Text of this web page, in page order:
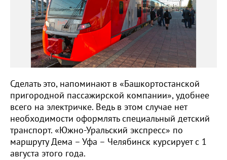
Сделать это, напоминают в «Башкортостанской
пригородной пассажирской компании», удобнее
всего на электричке. Ведь в этом случае нет
необходимости оформлять специальный детский
транспорт. «Южно-Уральский экспресс» по
маршруту Дема – Уфа – Челябинск курсирует с 1
августа этого года.